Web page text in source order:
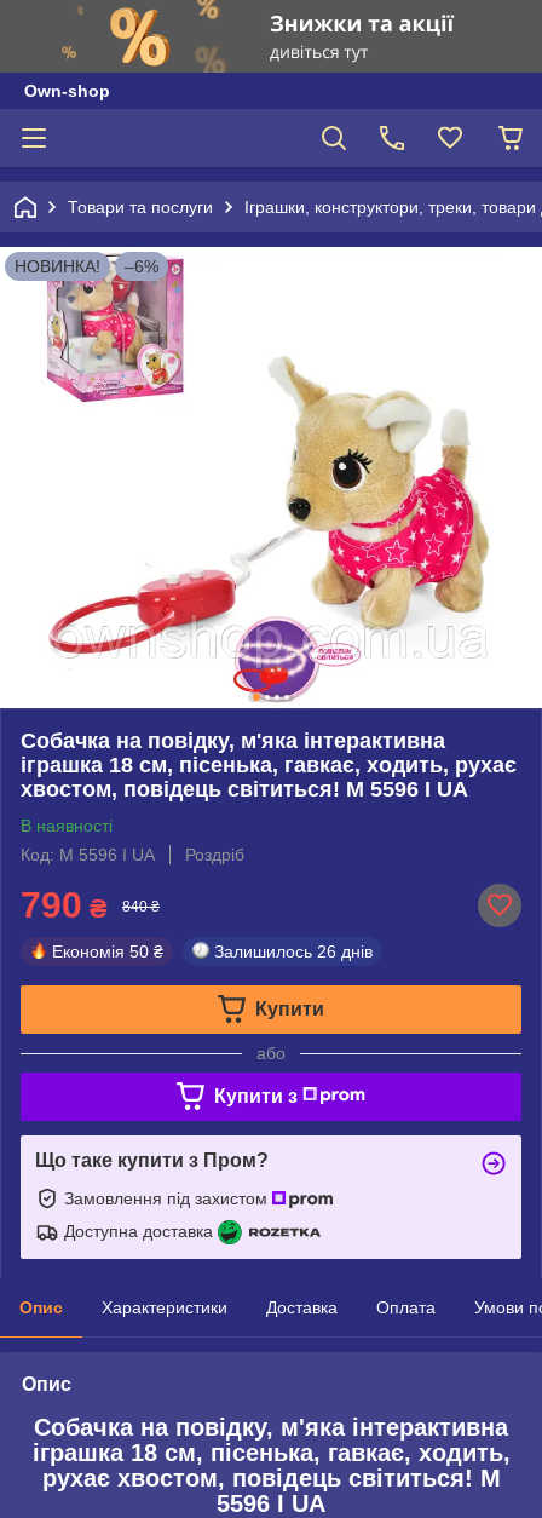
Own-shop
Товари та послуги Іграшки, конструктори, треки, товари
НОВИНКА! –6%
Собачка на повідку, м'яка інтерактивна
іграшка 18 см, пісенька, гавкає, ходить, рухає
хвостом, повідець світиться! M 5596 I UA
В наявності
Код: M 5596 I UA
Роздріб
790 ₴ 840 ₴
Економія 50 ₴ Залишилось 26 днів
Купити
або
Купити з
Що таке купити з Пром?
Замовлення під захистом
Доступна доставка
Опис Характеристики Доставка Оплата Умови
Опис
Собачка на повідку, м'яка інтерактивна
іграшка 18 см, пісенька, гавкає, ходить,
рухає хвостом, повідець світиться! M
5596 I UA